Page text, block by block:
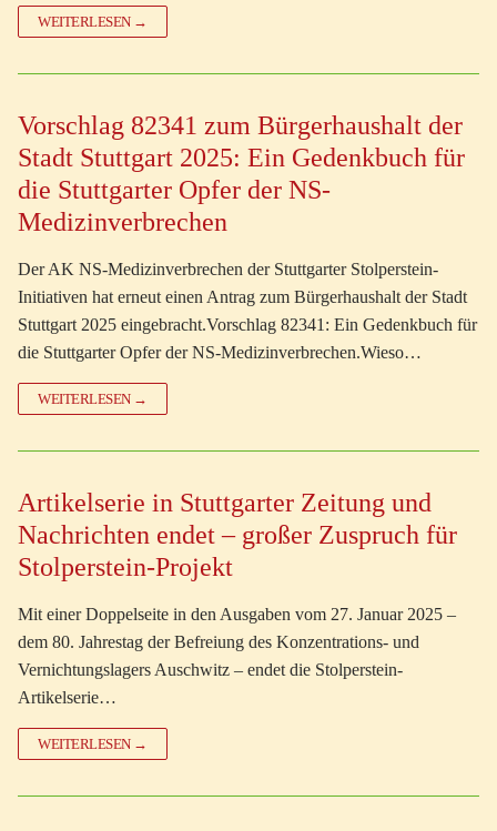
WEITERLESEN →
Vorschlag 82341 zum Bürgerhaushalt der
Stadt Stuttgart 2025: Ein Gedenkbuch für
die Stuttgarter Opfer der NS-
Medizinverbrechen
Der AK NS-Medizinverbrechen der Stuttgarter Stolperstein-
Initiativen hat erneut einen Antrag zum Bürgerhaushalt der Stadt
Stuttgart 2025 eingebracht.Vorschlag 82341: Ein Gedenkbuch für
die Stuttgarter Opfer der NS-Medizinverbrechen.Wieso…
WEITERLESEN →
Artikelserie in Stuttgarter Zeitung und
Nachrichten endet – großer Zuspruch für
Stolperstein-Projekt
Mit einer Doppelseite in den Ausgaben vom 27. Januar 2025 –
dem 80. Jahrestag der Befreiung des Konzentrations- und
Vernichtungslagers Auschwitz – endet die Stolperstein-
Artikelserie…
WEITERLESEN →